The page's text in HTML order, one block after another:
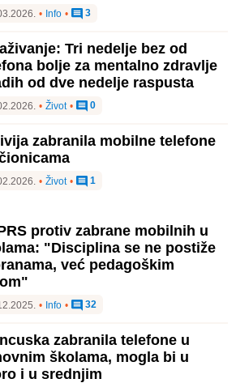
• Info • 3
Tri nedelje bez od
bolje za mentalno zdravlje
od dve nedelje raspusta
• Život • 0
zabranila mobilne telefone
• Život • 1
protiv zabrane mobilnih u
"Disciplina se ne postiže
već pedagoškim
• Info • 32
zabranila telefone u
školama, mogla bi u
i u srednjim